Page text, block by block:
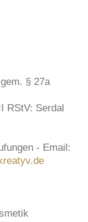
§ 27a
RStV: Serdal
- Email: